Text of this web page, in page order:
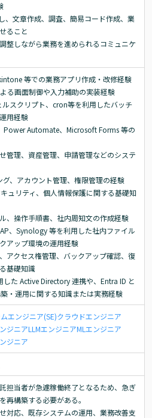
、文章作成、調査、簡易コード作成、業
ること
整しながら業務を進められるコミュニケ
等での業務アプリ作成・改修経験
る画面制御や入力補助の実装経験
スクリプト、cron等を利用したバッチ
用経験
Power Automate、Microsoft Forms 等の
管理、資産管理、申請管理などのシステ
グ、アカウント管理、権限管理の経験
ュリティ、個人情報保護に関する基礎知
、操作手順書、社内周知文の作成経験
、Synology 等を利用した社内ファイル
アップ環境の運用経験
アクセス権管理、バックアップ確認、復
基礎知識
た Active Directory 連携や、Entra ID と
・運用に関する知識または実務経験
エンジニア(SE)クラウドエンジニア
ジニアLLMエンジニアMLエンジニア
ジニア
担当者が急遽稼働終了となるため、急ぎ
再構築する必要がある。
対応、既存システムの運用、業務改善支